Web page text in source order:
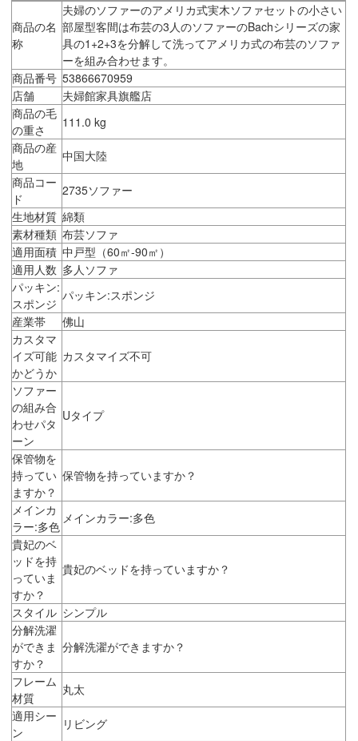
商品の名
称
夫婦のソファーのアメリカ式実木ソファセットの小さい
部屋型客間は布芸の3人のソファーのBachシリーズの家
具の1+2+3を分解して洗ってアメリカ式の布芸のソファ
ーを組み合わせます。
商品番号 53866670959
店舗
夫婦館家具旗艦店
商品の毛
の重さ
111.0 kg
商品の産
地
中国大陸
商品コー
ド
2735ソファー
生地材質 綿類
素材種類 布芸ソファ
適用面積 中戸型（60㎡-90㎡）
適用人数 多人ソファ
パッキン:
スポンジ
パッキン:スポンジ
産業帯
佛山
カスタマ
イズ可能
かどうか
カスタマイズ不可
ソファー
の組み合
わせパタ
ーン
Uタイプ
保管物を
持ってい
ますか？
保管物を持っていますか？
メインカ
ラー:多色
メインカラー:多色
貴妃のベ
ッドを持
っていま
すか？
貴妃のベッドを持っていますか？
スタイル シンプル
分解洗濯
ができま
すか？
分解洗濯ができますか？
フレーム
材質
丸太
適用シー
ン
リビング